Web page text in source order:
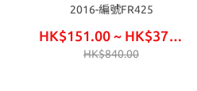
2016-編號FR425
HK$151.00 ~ HK$378.00
HK$840.00